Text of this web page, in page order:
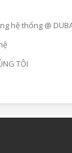
hệ thống @
TÔI